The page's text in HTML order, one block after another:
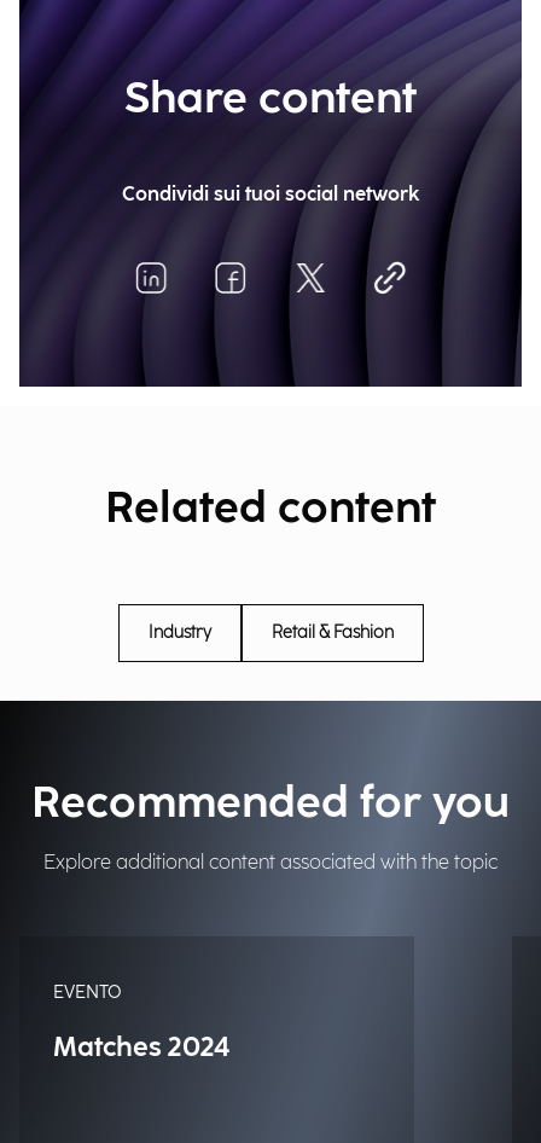
Share content
Condividi sui tuoi social network
Related content
Industry Retail & Fashion
Recommended for you
Explore additional content associated with the topic
EVENTO
Matches 2024